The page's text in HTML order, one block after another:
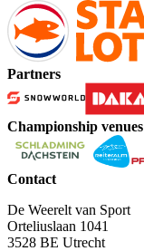
Partners
Championship venues
Contact
De Weerelt van Sport
Orteliuslaan 1041
3528 BE Utrecht